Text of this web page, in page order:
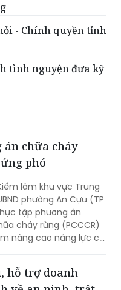
- Chính quyền tỉnh
tình nguyện đưa kỹ
án chữa cháy
phó
lâm khu vực Trung
phường An Cựu (TP
tập phương án
cháy rừng (PCCCR)
nâng cao năng lực chỉ
hỗ trợ doanh